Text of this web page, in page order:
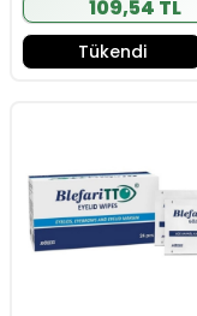
109,54 TL
Tükendi